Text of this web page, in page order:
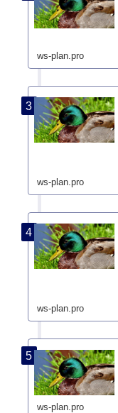
ws-plan.pro
ws-plan.pro
ws-plan.pro
ws-plan.pro